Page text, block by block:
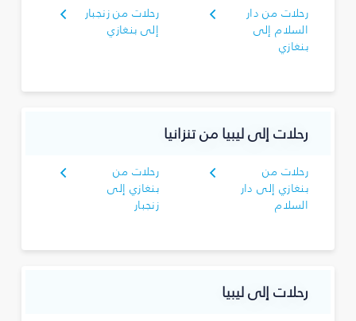
رحلات من دار
السلام إلى
بنغازي
رحلات من زنجبار
إلى بنغازي
رحلات إلى ليبيا من تنزانيا
رحلات من
بنغازي إلى دار
السلام
رحلات من
بنغازي إلى
زنجبار
رحلات إلى ليبيا